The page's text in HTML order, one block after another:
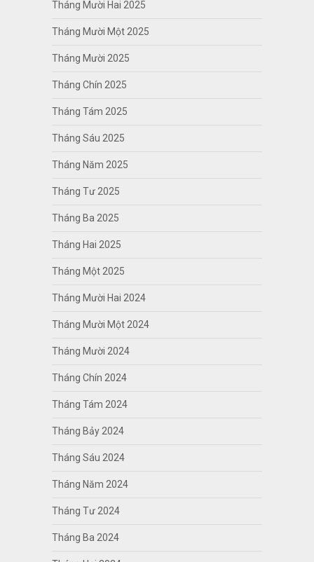
Tháng Mười Hai 2025
Tháng Mười Một 2025
Tháng Mười 2025
Tháng Chín 2025
Tháng Tám 2025
Tháng Sáu 2025
Tháng Năm 2025
Tháng Tư 2025
Tháng Ba 2025
Tháng Hai 2025
Tháng Một 2025
Tháng Mười Hai 2024
Tháng Mười Một 2024
Tháng Mười 2024
Tháng Chín 2024
Tháng Tám 2024
Tháng Bảy 2024
Tháng Sáu 2024
Tháng Năm 2024
Tháng Tư 2024
Tháng Ba 2024